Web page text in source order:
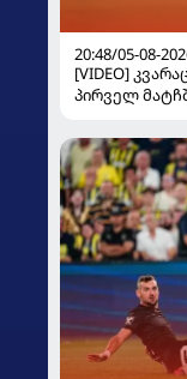
20:48/05-08-
[VIDEO]
პირველ